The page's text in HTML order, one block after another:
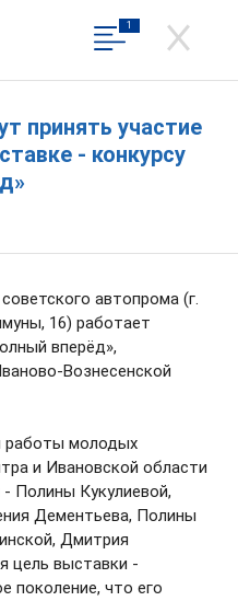
КУЛЬТУРЫ
ОБЛАСТИ
1
принять участие
- конкурсу
автопрома (г.
16) работает
вперёд»,
Вознесенской
работы молодых
и Ивановской области
Полины Кукулиевой,
Дементьева, Полины
Дмитрия
цель выставки -
поколение, что его